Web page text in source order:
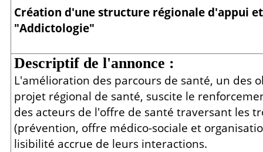
Création d'une structure régionale d'appui et
"Addictologie"
Descriptif de l'annonce :
L'amélioration des parcours de santé, un des
projet régional de santé, suscite le
des acteurs de l'offre de santé traversant les
(prévention, offre médico-sociale et
lisibilité accrue de leurs interactions.